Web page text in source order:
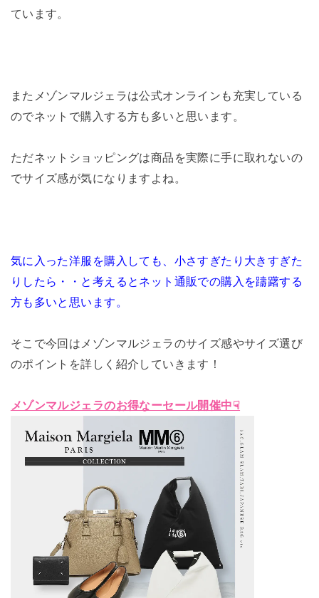
ています。
またメゾンマルジェラは公式オンラインも充実している
のでネットで購入する方も多いと思います。
ただネットショッピングは商品を実際に手に取れないの
でサイズ感が気になりますよね。
気に入った洋服を購入しても、小さすぎたり大きすぎた
りしたら・・と考えるとネット通販での購入を躊躇する
方も多いと思います。
そこで今回はメゾンマルジェラのサイズ感やサイズ選び
のポイントを詳しく紹介していきます！
メゾンマルジェラのお得なーセール開催中☟